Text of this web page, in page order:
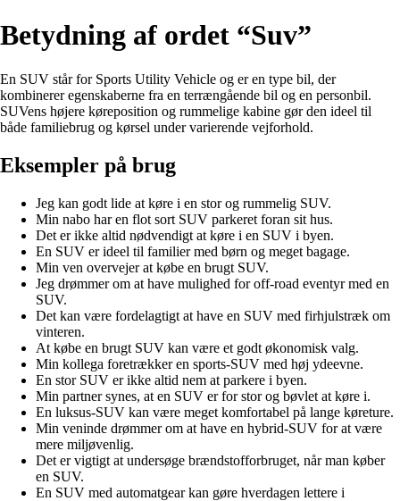
Betydning af ordet “Suv”
En SUV står for Sports Utility Vehicle og er en type bil, der
kombinerer egenskaberne fra en terrængående bil og en personbil.
SUVens højere køreposition og rummelige kabine gør den ideel til
både familiebrug og kørsel under varierende vejforhold.
Eksempler på brug
Jeg kan godt lide at køre i en stor og rummelig SUV.
Min nabo har en flot sort SUV parkeret foran sit hus.
Det er ikke altid nødvendigt at køre i en SUV i byen.
En SUV er ideel til familier med børn og meget bagage.
Min ven overvejer at købe en brugt SUV.
Jeg drømmer om at have mulighed for off-road eventyr med en
SUV.
Det kan være fordelagtigt at have en SUV med firhjulstræk om
vinteren.
At købe en brugt SUV kan være et godt økonomisk valg.
Min kollega foretrækker en sports-SUV med høj ydeevne.
En stor SUV er ikke altid nem at parkere i byen.
Min partner synes, at en SUV er for stor og bøvlet at køre i.
En luksus-SUV kan være meget komfortabel på lange køreture.
Min veninde drømmer om at have en hybrid-SUV for at være
mere miljøvenlig.
Det er vigtigt at undersøge brændstofforbruget, når man køber
en SUV.
En SUV med automatgear kan gøre hverdagen lettere i